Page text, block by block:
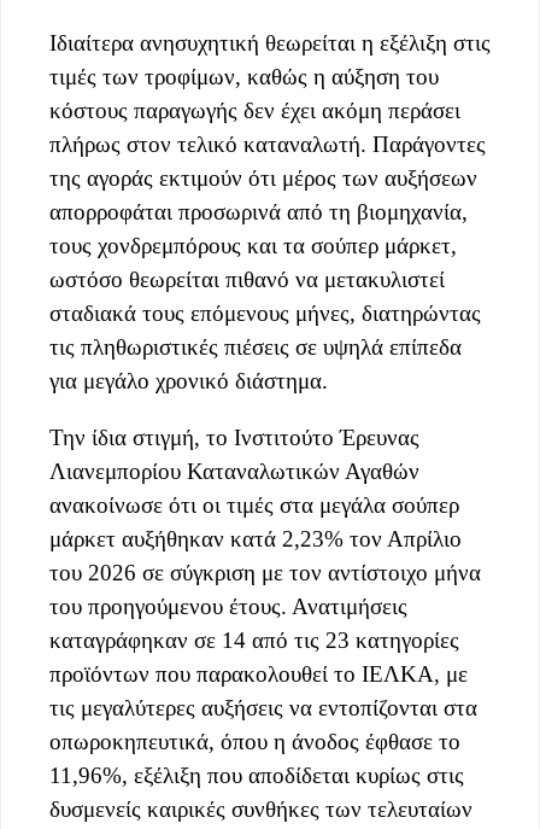
Ιδιαίτερα ανησυχητική θεωρείται η εξέλιξη στις
τιμές των τροφίμων, καθώς η αύξηση του
κόστους παραγωγής δεν έχει ακόμη περάσει
πλήρως στον τελικό καταναλωτή. Παράγοντες
της αγοράς εκτιμούν ότι μέρος των αυξήσεων
απορροφάται προσωρινά από τη βιομηχανία,
τους χονδρεμπόρους και τα σούπερ μάρκετ,
ωστόσο θεωρείται πιθανό να μετακυλιστεί
σταδιακά τους επόμενους μήνες, διατηρώντας
τις πληθωριστικές πιέσεις σε υψηλά επίπεδα
για μεγάλο χρονικό διάστημα.
Την ίδια στιγμή, το Ινστιτούτο Έρευνας
Λιανεμπορίου Καταναλωτικών Αγαθών
ανακοίνωσε ότι οι τιμές στα μεγάλα σούπερ
μάρκετ αυξήθηκαν κατά 2,23% τον Απρίλιο
του 2026 σε σύγκριση με τον αντίστοιχο μήνα
του προηγούμενου έτους. Ανατιμήσεις
καταγράφηκαν σε 14 από τις 23 κατηγορίες
προϊόντων που παρακολουθεί το ΙΕΛΚΑ, με
τις μεγαλύτερες αυξήσεις να εντοπίζονται στα
οπωροκηπευτικά, όπου η άνοδος έφθασε το
11,96%, εξέλιξη που αποδίδεται κυρίως στις
δυσμενείς καιρικές συνθήκες των τελευταίων